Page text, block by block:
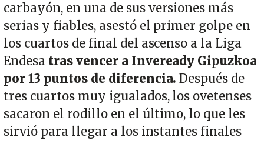
carbayón, en una de sus versiones más
serias y fiables, asestó el primer golpe en
los cuartos de final del ascenso a la Liga
Endesa tras vencer a Inveready Gipuzkoa
por 13 puntos de diferencia. Después de
tres cuartos muy igualados, los ovetenses
sacaron el rodillo en el último, lo que les
sirvió para llegar a los instantes finales